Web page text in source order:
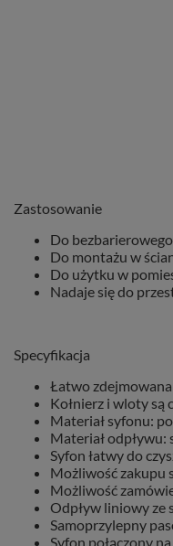
Zastosowanie
Do
Do montażu w
Do użytku w
Nadaje się do
Specyfikacja
Łatwo
Kołnierz i wloty są
Materiał syfonu:
Materiał
Syfon łatwy do
Możliwość zakupu
Możliwość
Odpływ liniowy ze
Samoprzylepny
Syfon połączony